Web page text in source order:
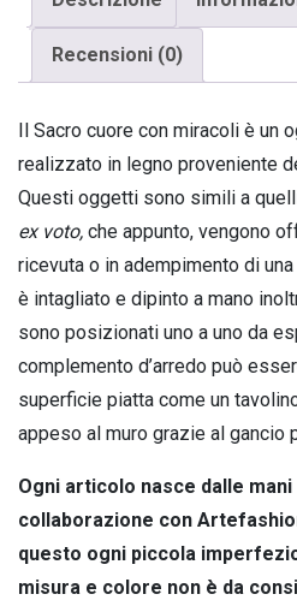
Recensioni (0)
Il Sacro cuore con miracoli è un
realizzato in legno proveniente
Questi oggetti sono simili a
ex voto, che appunto, vengono
ricevuta o in adempimento di
è intagliato e dipinto a mano
sono posizionati uno a uno da
complemento d’arredo può
superficie piatta come un
appeso al muro grazie al gancio
Ogni articolo nasce dalle
collaborazione con
questo ogni piccola
misura e colore non è da